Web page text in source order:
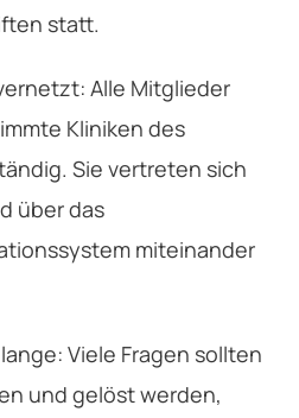
statt.
Alle Mitglieder
Kliniken des
Sie vertreten sich
über das
miteinander
Viele Fragen sollten
und gelöst werden,